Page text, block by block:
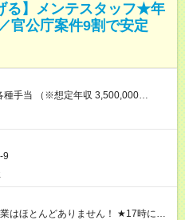
る】メンテスタッフ★年
官公庁案件9割で安定
種手当 （※想定年収 3,500,000
験でも【月給25万円】からスター
も給与・雇用形態の減額や変動は一
の支給額はさらにアップ！ 勤務時間
割で夜勤が発生します。 その分の**
】**されるため、実際の月々の手取り
っかり上乗せされます！ 「残業はな
かり稼げる」のがこの仕事の隠れた
実！ 資格手当（中型免許取得で月
9
んどありません！ ★17時には